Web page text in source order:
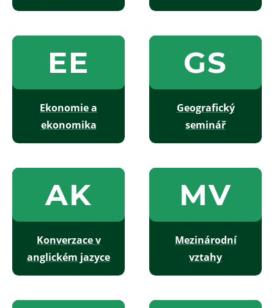
EE
Ekonomie a
ekonomika
GS
Geografický
seminář
AK
Konverzace v
anglickém jazyce
MV
Mezinárodní
vztahy